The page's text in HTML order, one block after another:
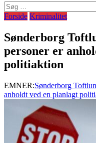
Søg
efter:
Forside Kriminalitet
Sønderborg
personer er
politiaktion
EMNER:Sønderborg
anholdt ved en planlagt